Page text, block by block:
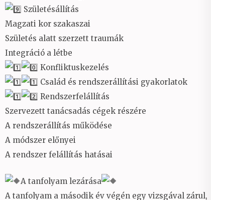
Születésállítás
Magzati kor szakaszai
Születés alatt szerzett traumák
Integráció a létbe
Konfliktuskezelés
Család és rendszerállítási gyakorlatok
Rendszerfelállítás
Szervezett tanácsadás cégek részére
A rendszerállítás működése
A módszer előnyei
A rendszer felállítás hatásai
A tanfolyam lezárása
A tanfolyam a második év végén egy vizsgával zárul,